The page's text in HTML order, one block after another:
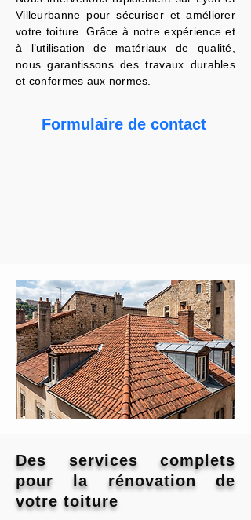
Villeurbanne pour sécuriser et améliorer
votre toiture. Grâce à notre expérience et
à l’utilisation de matériaux de qualité,
nous garantissons des travaux durables
et conformes aux normes.
Formulaire de contact
Des services complets
pour la rénovation de
votre toiture